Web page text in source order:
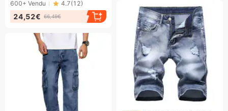
600+ Vendu 4.7(12)
24,52€ 66,49€